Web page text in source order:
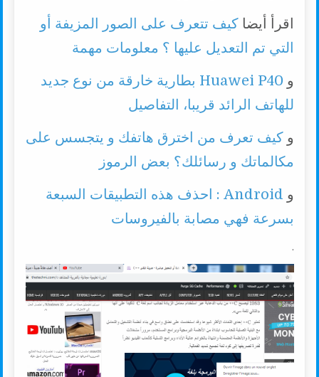
اقرأ أيضاكيف تتعرف على الصور المزيفة أو
التي تم التعديل عليها ؟ معلومات مهمة
و
Huawei P40 بطارية خارقة من نوع جديد
للهاتف الرائد قريبا، التفاصيل
وكيف تعرف من اخترق هاتفك و يتجسس على
مكالماتك و رسائلك؟ بعض الرموز
و
Android : احذف هذه التطبيقات السبعة
بسرعة فهي مصابة بالفيروسات
.